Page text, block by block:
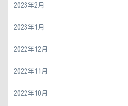
2023年2月
2023年1月
2022年12月
2022年11月
2022年10月